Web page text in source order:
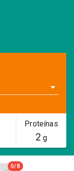
Proteínas
2 g
0/8